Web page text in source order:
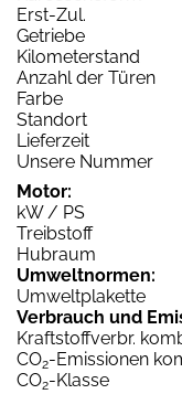
Erst-Zul.
Getriebe
Kilometerstand
Anzahl der Türen
Farbe
Standort
Lieferzeit
Unsere Nummer
Motor:
kW / PS
Treibstoff
Hubraum
Umweltnormen:
Umweltplakette
Verbrauch und
Kraftstoffverbr.
CO2-Emissionen
CO2-Klasse